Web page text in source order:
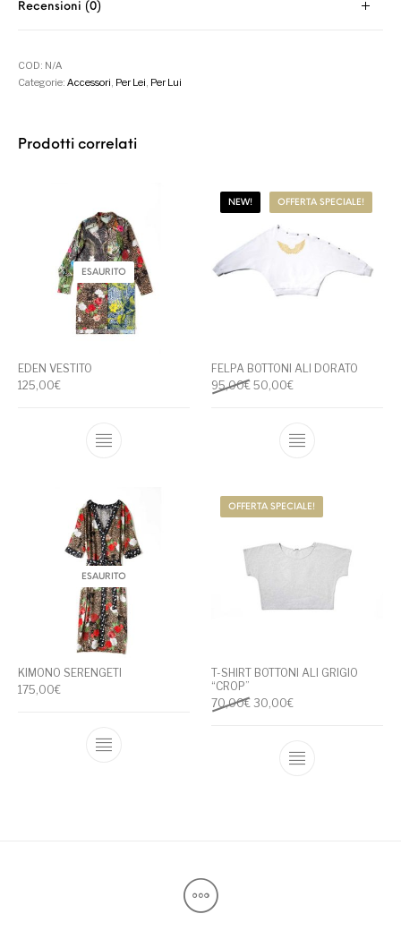
Recensioni (0)
COD: N/A
Categorie:Accessori, Per Lei, Per Lui
Prodotti correlati
ESAURITO
EDEN VESTITO
125,00€
Questo prodotto ha più varianti. Le
NEW! OFFERTA SPECIALE!
FELPA BOTTONI ALI DORATO
95,00€ Il prezzo originale era:
50,00€Il prezzo attuale è:
Questo
ESAURITO
KIMONO SERENGETI
175,00€
Questo prodotto ha più varianti. Le
OFFERTA SPECIALE!
T-SHIRT BOTTONI ALI GRIGIO
“CROP”
70,00€ Il prezzo originale era:
30,00€Il prezzo attuale è:
Questo